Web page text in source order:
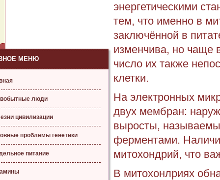
МЕНЮ
люди
цивилизации
проблемы генетики
питание
энергетическими
тем, что именно в
заключённой в
изменчива, но чаще
число их также
клетки.
На электронных
двух мембран:
выросты,
ферментами.
митохондрий, что
В митохонлриях